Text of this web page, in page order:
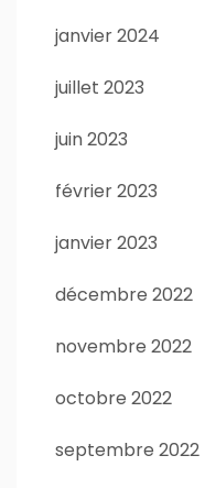
janvier 2024
juillet 2023
juin 2023
février 2023
janvier 2023
décembre 2022
novembre 2022
octobre 2022
septembre 2022